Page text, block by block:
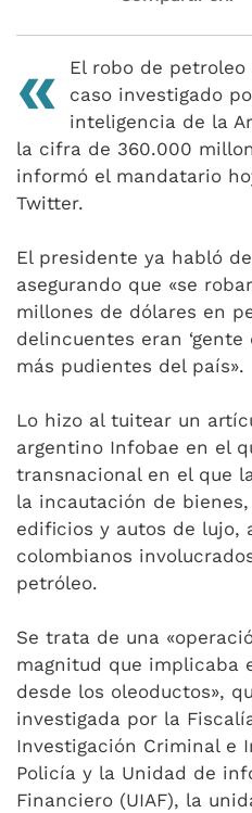
«
El robo de
caso investigado
inteligencia de la
la cifra de 360.000
informó el mandatario
Twitter.
El presidente ya habló
asegurando que «se
millones de dólares en
delincuentes eran
más pudientes del país».
Lo hizo al tuitear un
argentino Infobae en el
transnacional en el que
la incautación de
edificios y autos de lujo,
colombianos
petróleo.
Se trata de una
magnitud que implicaba
desde los oleoductos»,
investigada por la
Investigación Criminal e
Policía y la Unidad de
Financiero (UIAF), la